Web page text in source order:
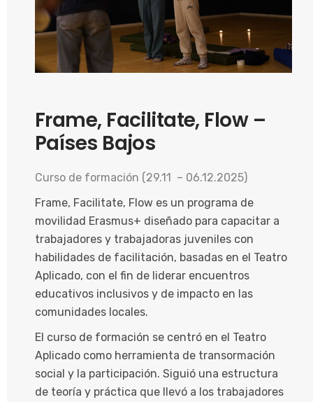
Frame, Facilitate, Flow –
Países Bajos
Curso de formación (29.11 – 06.12.2025)
Frame, Facilitate, Flow es un programa de
movilidad Erasmus+ diseñado para capacitar a
trabajadores y trabajadoras juveniles con
habilidades de facilitación, basadas en el Teatro
Aplicado, con el fin de liderar encuentros
educativos inclusivos y de impacto en las
comunidades locales.
El curso de formación se centró en el Teatro
Aplicado como herramienta de transormación
social y la participación. Siguió una estructura
de teoría y práctica que llevó a los trabajadores